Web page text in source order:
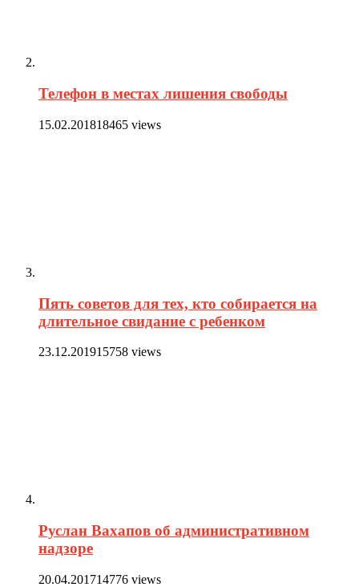
Телефон в местах лишения свободы
15.02.201818465 views
Пять советов для тех, кто собирается на
длительное свидание с ребенком
23.12.201915758 views
Руслан Вахапов об административном
надзоре
20.04.201714776 views